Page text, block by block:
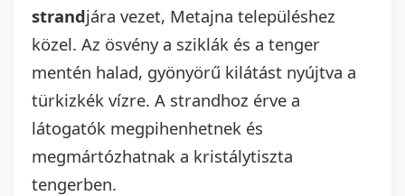
strandjára vezet, Metajna településhez
közel. Az ösvény a sziklák és a tenger
mentén halad, gyönyörű kilátást nyújtva a
türkizkék vízre. A strandhoz érve a
látogatók megpihenhetnek és
megmártózhatnak a kristálytiszta
tengerben.